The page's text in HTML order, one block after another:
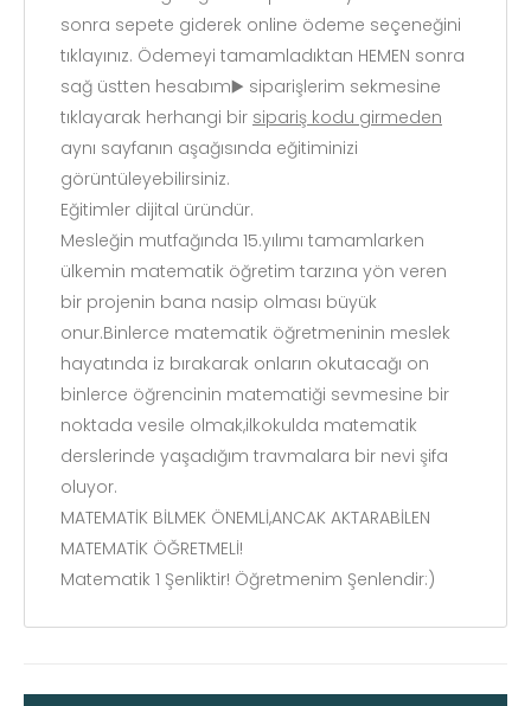
sonra sepete giderek online ödeme seçeneğini
tıklayınız. Ödemeyi tamamladıktan HEMEN sonra
sağ üstten hesabım▶️ siparişlerim sekmesine
tıklayarak herhangi bir sipariş kodu girmeden
aynı sayfanın aşağısında eğitiminizi
görüntüleyebilirsiniz.
Eğitimler dijital üründür.
Mesleğin mutfağında 15.yılımı tamamlarken
ülkemin matematik öğretim tarzına yön veren
bir projenin bana nasip olması büyük
onur.Binlerce matematik öğretmeninin meslek
hayatında iz bırakarak onların okutacağı on
binlerce öğrencinin matematiği sevmesine bir
noktada vesile olmak,ilkokulda matematik
derslerinde yaşadığım travmalara bir nevi şifa
oluyor.
MATEMATİK BİLMEK ÖNEMLİ,ANCAK AKTARABİLEN
MATEMATİK ÖĞRETMELİ!
Matematik 1 Şenliktir! Öğretmenim Şenlendir:)